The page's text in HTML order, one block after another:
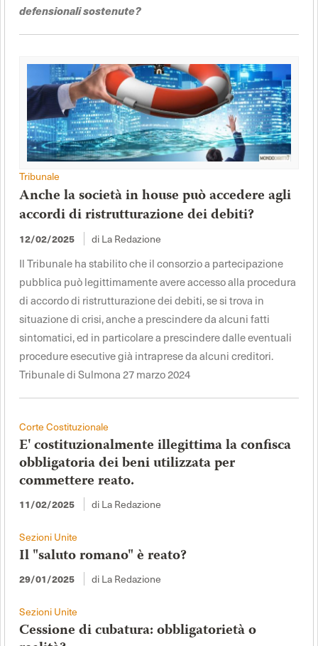
defensionali sostenute?
Tribunale
Anche la società in house può accedere agli
accordi di ristrutturazione dei debiti?
12/02/2025 di La Redazione
Il Tribunale ha stabilito che il consorzio a partecipazione
pubblica può legittimamente avere accesso alla procedura
di accordo di ristrutturazione dei debiti, se si trova in
situazione di crisi, anche a prescindere da alcuni fatti
sintomatici, ed in particolare a prescindere dalle eventuali
procedure esecutive già intraprese da alcuni creditori.
Tribunale di Sulmona 27 marzo 2024
Corte Costituzionale
E' costituzionalmente illegittima la confisca
obbligatoria dei beni utilizzata per
commettere reato.
11/02/2025 di La Redazione
Sezioni Unite
Il "saluto romano" è reato?
29/01/2025 di La Redazione
Sezioni Unite
Cessione di cubatura: obbligatorietà o